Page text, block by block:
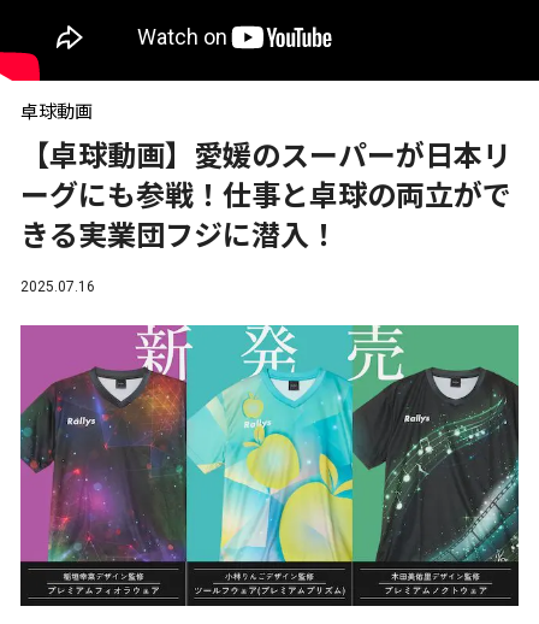
卓球動画
【卓球動画】愛媛のスーパーが日本リ
ーグにも参戦！仕事と卓球の両立がで
きる実業団フジに潜入！
2025.07.16